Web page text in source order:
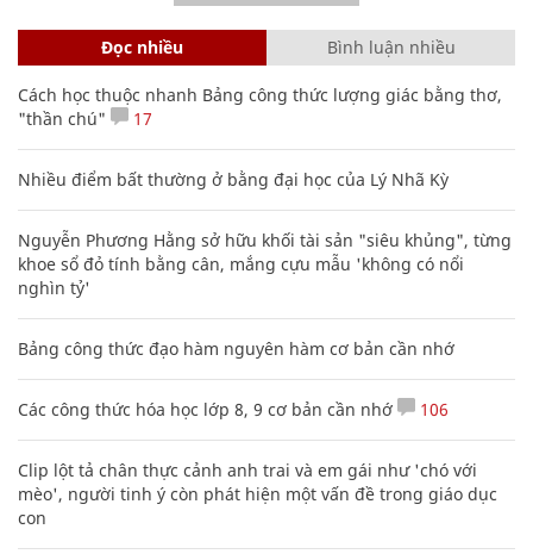
Đọc nhiều Bình luận nhiều
Cách học thuộc nhanh Bảng công thức lượng giác bằng thơ,
"thần chú"
17
Nhiều điểm bất thường ở bằng đại học của Lý Nhã Kỳ
Nguyễn Phương Hằng sở hữu khối tài sản "siêu khủng", từng
khoe sổ đỏ tính bằng cân, mắng cựu mẫu 'không có nổi
nghìn tỷ'
Bảng công thức đạo hàm nguyên hàm cơ bản cần nhớ
Các công thức hóa học lớp 8, 9 cơ bản cần nhớ 106
Clip lột tả chân thực cảnh anh trai và em gái như 'chó với
mèo', người tinh ý còn phát hiện một vấn đề trong giáo dục
con